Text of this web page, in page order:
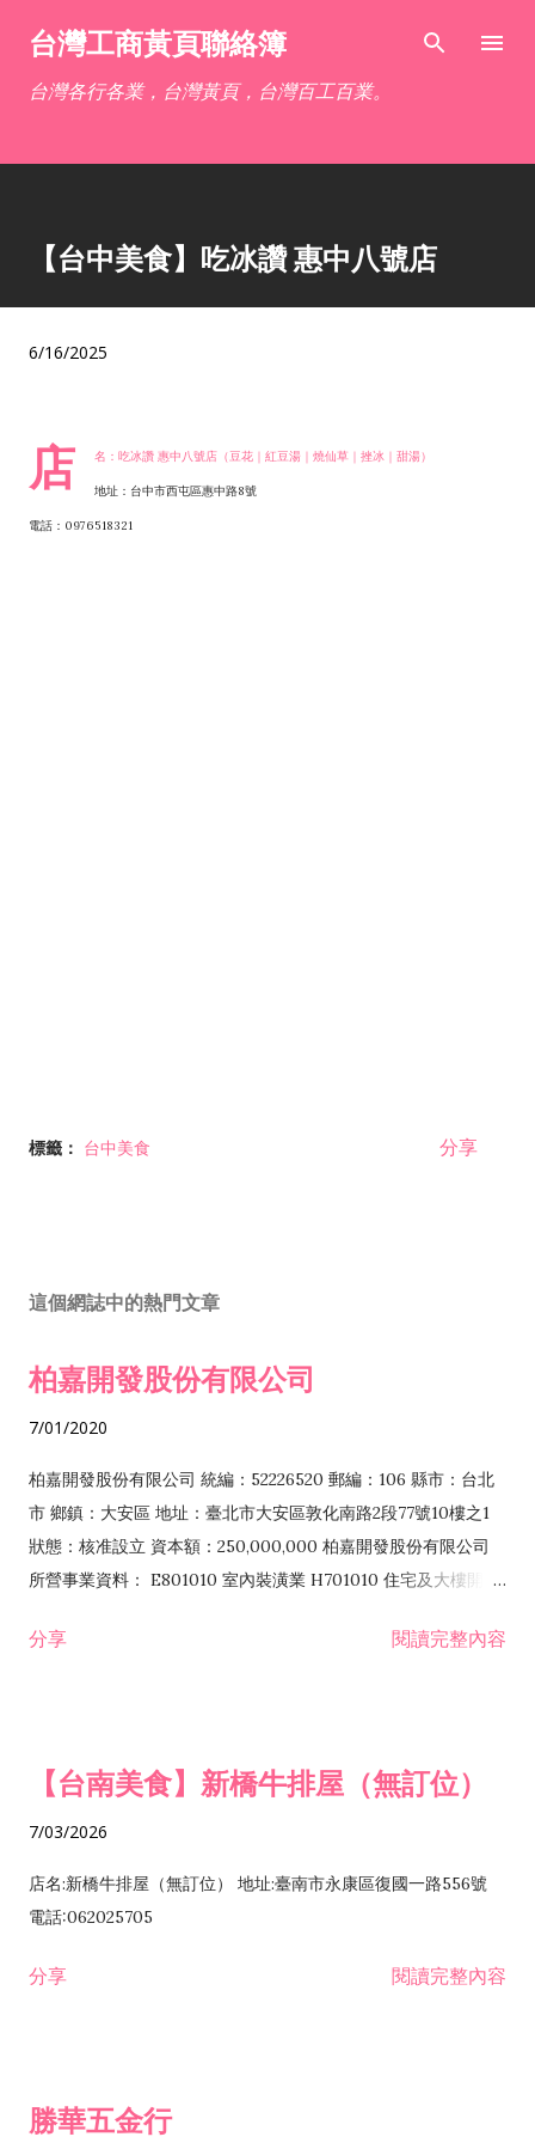
跳到主要內容
台灣工商黃頁聯絡簿
台灣各行各業，台灣黃頁，台灣百工百業。
【台中美食】吃冰讚 惠中八號店
6/16/2025
店 名：吃冰讚 惠中八號店（豆花｜紅豆湯｜燒仙草｜挫冰｜甜湯）
地址：台中市西屯區惠中路8號
電話：0976518321
標籤： 台中美食 分享
這個網誌中的熱門文章
柏嘉開發股份有限公司
7/01/2020
柏嘉開發股份有限公司 統編：52226520 郵編：106 縣市：台北
市 鄉鎮：大安區 地址：臺北市大安區敦化南路2段77號10樓之1
狀態：核准設立 資本額：250,000,000 柏嘉開發股份有限公司
所營事業資料： E801010 室內裝潢業 H701010 住宅及大樓開發
發業 H703090 不動產買賣業 H703100 不動產租賃業 I503010
分享 閱讀完整內容
【台南美食】新橋牛排屋（無訂位）
7/03/2026
店名:新橋牛排屋（無訂位） 地址:臺南市永康區復國一路556號
電話:062025705
分享 閱讀完整內容
勝華五金行